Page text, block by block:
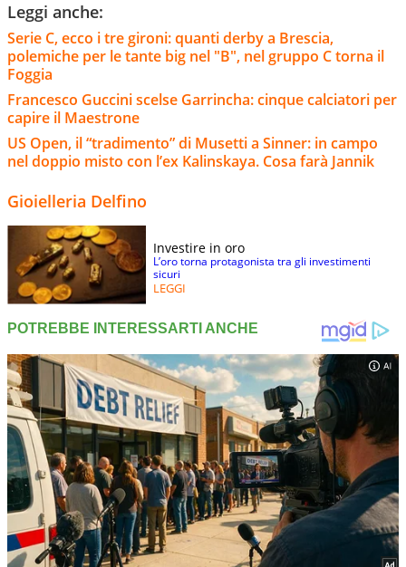
Leggi anche:
Serie C, ecco i tre gironi: quanti derby a Brescia,
polemiche per le tante big nel "B", nel gruppo C torna il
Foggia
Francesco Guccini scelse Garrincha: cinque calciatori per
capire il Maestrone
US Open, il “tradimento” di Musetti a Sinner: in campo
nel doppio misto con l’ex Kalinskaya. Cosa farà Jannik
Gioielleria Delfino
Investire in oro
L’oro torna protagonista tra gli investimenti
sicuri
LEGGI